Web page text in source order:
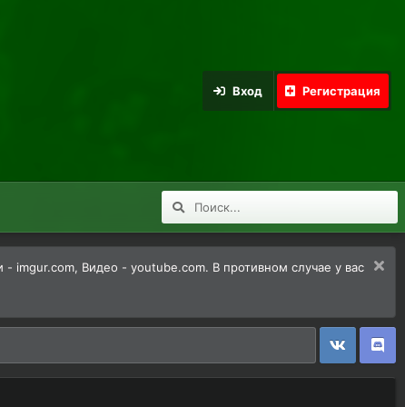
Вход Регистрация
imgur.com, Видео - youtube.com. В противном случае у вас